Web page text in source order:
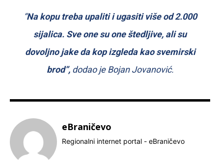
“Na kopu treba upaliti i ugasiti više od 2.000
sijalica. Sve one su one štedljive, ali su
dovoljno jake da kop izgleda kao svemirski
brod”,dodao je Bojan Jovanović.
eBraničevo
Regionalni internet portal - eBraničevo